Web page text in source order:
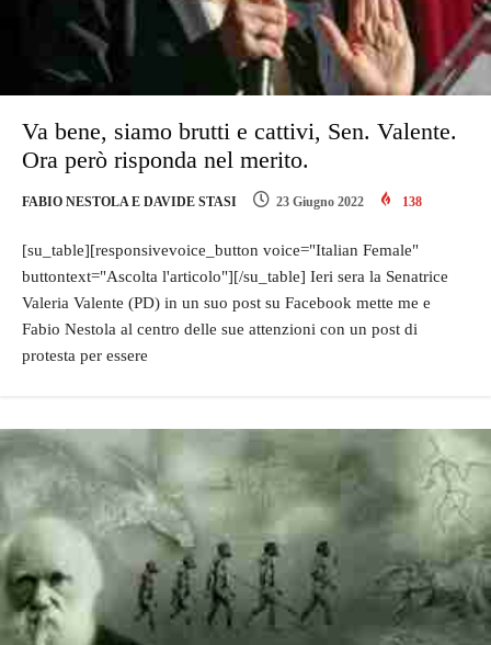
Va bene, siamo brutti e cattivi, Sen. Valente.
Ora però risponda nel merito.
FABIO NESTOLA E DAVIDE STASI 23 Giugno 2022 138
[su_table][responsivevoice_button voice="Italian Female"
buttontext="Ascolta l'articolo"][/su_table] Ieri sera la Senatrice
Valeria Valente (PD) in un suo post su Facebook mette me e
Fabio Nestola al centro delle sue attenzioni con un post di
protesta per essere